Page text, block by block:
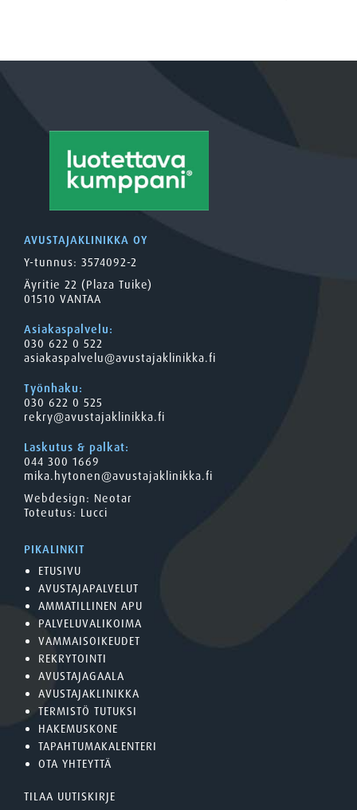
AVUSTAJAKLINIKKA OY
Y-tunnus: 3574092-2
Äyritie 22 (Plaza Tuike)
01510 VANTAA
Asiakaspalvelu:
030 622 0 522
asiakaspalvelu@avustajaklinikka.fi
Työnhaku:
030 622 0 525
rekry@avustajaklinikka.fi
Laskutus & palkat:
044 300 1669
mika.hytonen@avustajaklinikka.fi
Webdesign: Neotar
Toteutus: Lucci
PIKALINKIT
ETUSIVU
AVUSTAJAPALVELUT
AMMATILLINEN APU
PALVELUVALIKOIMA
VAMMAISOIKEUDET
REKRYTOINTI
AVUSTAJAGAALA
AVUSTAJAKLINIKKA
TERMISTÖ TUTUKSI
HAKEMUSKONE
TAPAHTUMAKALENTERI
OTA YHTEYTTÄ
TILAA UUTISKIRJE